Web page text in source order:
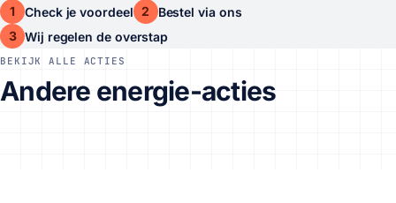
1 Check je voordeel 2
Bestel via ons
3 Wij regelen de overstap
BEKIJK ALLE ACTIES
Andere energie-acties